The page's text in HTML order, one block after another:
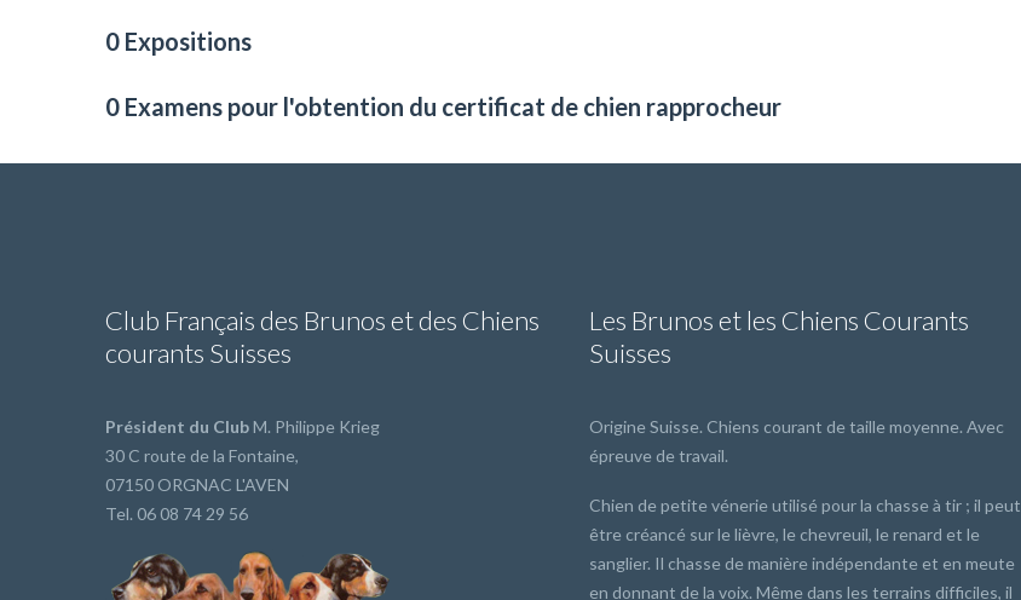
0 Expositions
0 Examens pour l'obtention du certificat de chien rapprocheur
Club Français des Brunos et des Chiens
courants Suisses
Président du ClubM. Philippe Krieg
30 C route de la Fontaine,
07150 ORGNAC L'AVEN
Tel. 06 08 74 29 56
Les Brunos et les Chiens Courants
Suisses
Origine Suisse. Chiens courant de taille moyenne. Avec
épreuve de travail.
Chien de petite vénerie utilisé pour la chasse à tir ; il peut
être créancé sur le lièvre, le chevreuil, le renard et le
sanglier. Il chasse de manière indépendante et en meute
en donnant de la voix. Même dans les terrains difficiles, il